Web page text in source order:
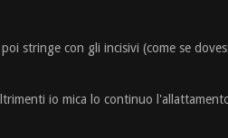
stringe con gli incisivi (come se
io mica lo continuo